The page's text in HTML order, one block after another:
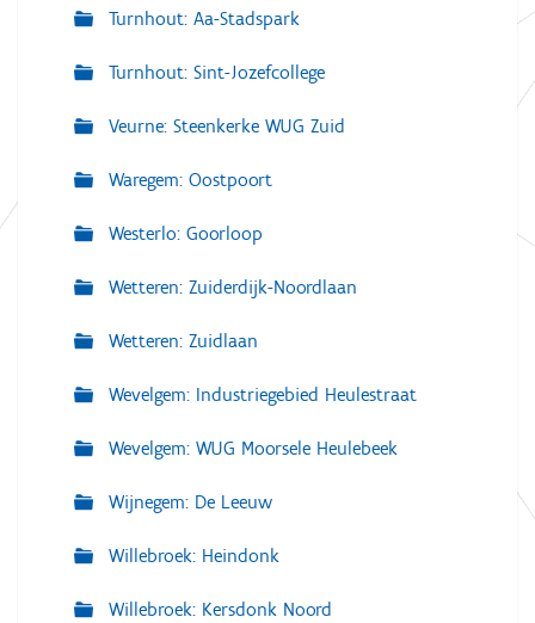
Turnhout: Aa-Stadspark
Turnhout: Sint-Jozefcollege
Veurne: Steenkerke WUG Zuid
Waregem: Oostpoort
Westerlo: Goorloop
Wetteren: Zuiderdijk-Noordlaan
Wetteren: Zuidlaan
Wevelgem: Industriegebied Heulestraat
Wevelgem: WUG Moorsele Heulebeek
Wijnegem: De Leeuw
Willebroek: Heindonk
Willebroek: Kersdonk Noord